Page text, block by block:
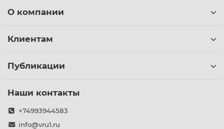
О компании
Клиентам
Публикации
Наши контакты
+74993944583
info@vru1.ru